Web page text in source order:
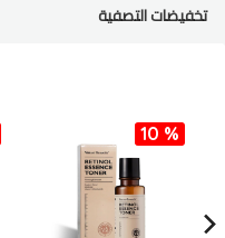
تخفيضات التصفية
10 %